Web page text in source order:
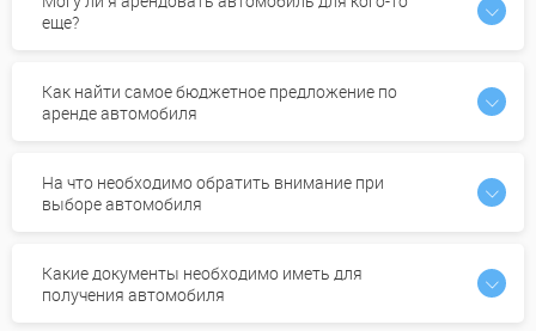
еще?
Как найти самое бюджетное предложение по
аренде автомобиля
На что необходимо обратить внимание при
выборе автомобиля
Какие документы необходимо иметь для
получения автомобиля